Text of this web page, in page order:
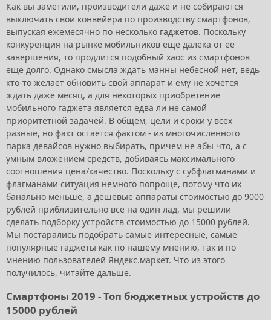
Как вы заметили, производители даже и не собираются
выключать свои конвейера по производству смартфонов,
выпуская ежемесячно по несколько гаджетов. Поскольку
конкуренция на рынке мобильников еще далека от ее
завершения, то продлится подобный хаос из смартфонов
еще долго. Однако смысла ждать манны небесной нет, ведь
кто-то желает обновить свой аппарат и ему не хочется
ждать даже месяц, а для некоторых приобретение
мобильного гаджета является едва ли не самой
приоритетной задачей. В общем, цели и сроки у всех
разные, но факт остается фактом - из многочисленного
парка девайсов нужно выбирать, причем не абы что, а с
умным вложением средств, добиваясь максимального
соотношения цена/качество. Поскольку с субфлагманами и
флагманами ситуация немного попроще, потому что их
банально меньше, а дешевые аппараты стоимостью до 9000
рублей приблизительно все на один лад, мы решили
сделать подборку устройств стоимостью до 15000 рублей.
Мы постарались подобрать самые интересные, самые
популярные гаджеты как по нашему мнению, так и по
мнению пользователей Яндекс.маркет. Что из этого
получилось, читайте дальше.
Смартфоны 2019 - Топ бюджетных устройств до
15000 рублей